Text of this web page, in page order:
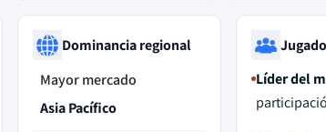
Dominancia regional
Mayor mercado
Asia Pacífico
Líder del